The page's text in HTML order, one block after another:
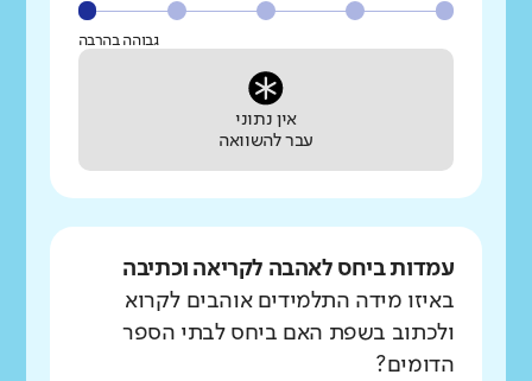
גבוהה בהרבה
אין נתוני
עבר להשוואה
עמדות ביחס לאהבה לקריאה וכתיבה
באיזו מידה התלמידים אוהבים לקרוא
ולכתוב בשפת האם ביחס לבתי הספר
הדומים?